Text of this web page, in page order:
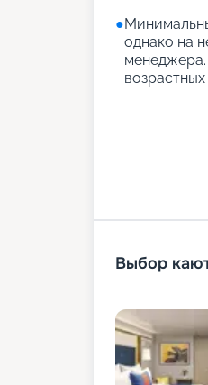
●
однако на
менеджера.
Выбор